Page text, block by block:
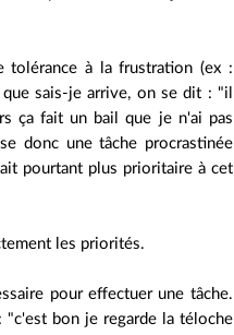
tolérance à la frustration (ex :
sais-je arrive, on se dit : "il
ça fait un bail que je n'ai pas
donc une tâche procrastinée
pourtant plus prioritaire à cet
les priorités.
pour effectuer une tâche.
"c'est bon je regarde la téloche